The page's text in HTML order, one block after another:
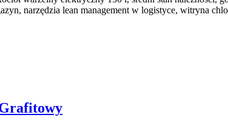
narzędzia lean management w logistyce, witryna